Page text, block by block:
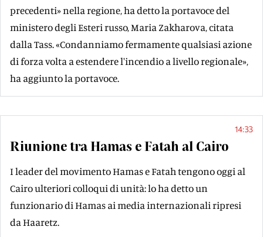
precedenti» nella regione, ha detto la portavoce del
ministero degli Esteri russo, Maria Zakharova, citata
dalla Tass. «Condanniamo fermamente qualsiasi azione
di forza volta a estendere l'incendio a livello regionale»,
ha aggiunto la portavoce.
14:33
Riunione tra Hamas e Fatah al Cairo
I leader del movimento Hamas e Fatah tengono oggi al
Cairo ulteriori colloqui di unità: lo ha detto un
funzionario di Hamas ai media internazionali ripresi
da Haaretz.